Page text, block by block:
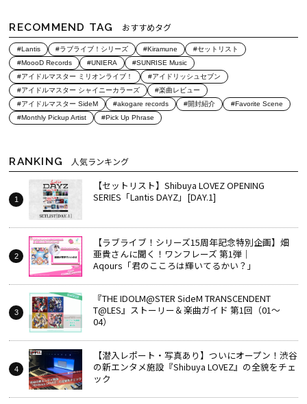
RECOMMEND TAG おすすめタグ
#Lantis #ラブライブ！シリーズ #Kiramune
#セットリスト
#MoooD Records
#UNIERA
#SUNRISE Music
#アイドルマスター ミリオンライブ！
#アイドリッシュセブン
#アイドルマスター シャイニーカラーズ
#楽曲レビュー
#アイドルマスター SideM
#akogare records #開封紹介
#Favorite Scene
#Monthly Pickup Artist
#Pick Up Phrase
RANKING 人気ランキング
【セットリスト】Shibuya LOVEZ OPENING
SERIES「Lantis DAYZ」[DAY.1]
【ラブライブ！シリーズ15周年記念特別企画】畑
亜貴さんに聞く！ワンフレーズ 第1弾｜
Aqours「君のこころは輝いてるかい？」
『THE IDOLM@STER SideM TRANSCENDENT
T@LES』ストーリー＆楽曲ガイド 第1回（01～
04）
【潜入レポート・写真あり】ついにオープン！渋谷
の新エンタメ施設『Shibuya LOVEZ』の全貌をチェ
ック